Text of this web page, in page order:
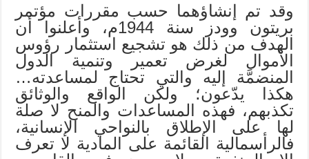
وقد تم إنشاؤهما حسب مقررات مؤتمر
بريتون وودز سنة 1944م، وأعلنوا أن
الهدف من ذلك هو تشجيع استثمار رؤوس
الأموال لغرض تعمير وتنمية الدول
المنضمَّة إليه والتي تحتاج لمساعدته…
هكذا يدّعون؛ ولكن الواقع والوثائق
تكذبهم، فهذه المساعدات والمنح لا صلة
لها على الإطلاق بالنواحي الإنسانية،
فالرأسمالية القائمة على المادية لا تعرف